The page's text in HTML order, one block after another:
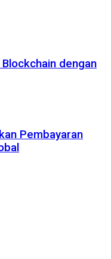
dengan
Pembayaran